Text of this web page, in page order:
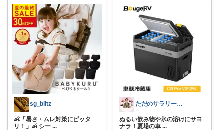
sg_blitz
👶「暑さ・ムレ対策にピッタ
リ！」👶 シー ...
ただのサラリーマンの趣味部屋
ぬるい飲み物や氷の溶けにサヨ
ナラ！夏場の車 ...